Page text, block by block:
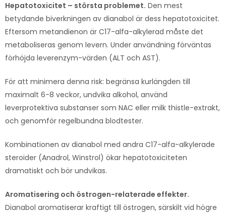
Hepatotoxicitet – största problemet. Den mest
betydande biverkningen av dianabol är dess hepatotoxicitet.
Eftersom metandienon är C17-alfa-alkylerad måste det
metaboliseras genom levern. Under användning förväntas
förhöjda leverenzym-värden (ALT och AST).
För att minimera denna risk: begränsa kurlängden till
maximalt 6-8 veckor, undvika alkohol, använd
leverprotektiva substanser som NAC eller milk thistle-extrakt,
och genomför regelbundna blodtester.
Kombinationen av dianabol med andra C17-alfa-alkylerade
steroider (Anadrol, Winstrol) ökar hepatotoxiciteten
dramatiskt och bör undvikas.
Aromatisering och östrogen-relaterade effekter.
Dianabol aromatiserar kraftigt till östrogen, särskilt vid högre